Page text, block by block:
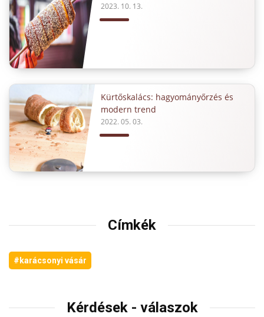
2023. 10. 13.
Kürtőskalács: hagyományőrzés és
modern trend
2022. 05. 03.
Címkék
#karácsonyi vásár
Kérdések - válaszok